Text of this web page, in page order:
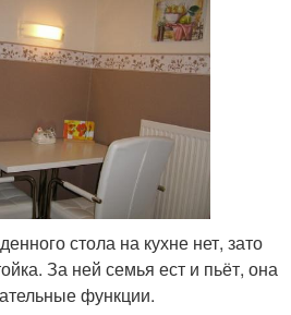
стола на кухне нет, зато
За ней семья ест и пьёт, она
функции.